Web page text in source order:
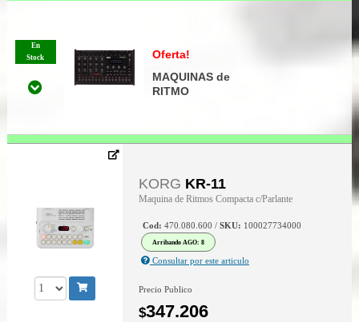
En
Stock
Oferta!
MAQUINAS de
RITMO
KORG KR-11
Maquina de Ritmos Compacta c/Parlante
Cod: 470.080.600 / SKU: 100027734000
Arribando AGO: 8
Consultar por este articulo
Precio Publico
$347.206